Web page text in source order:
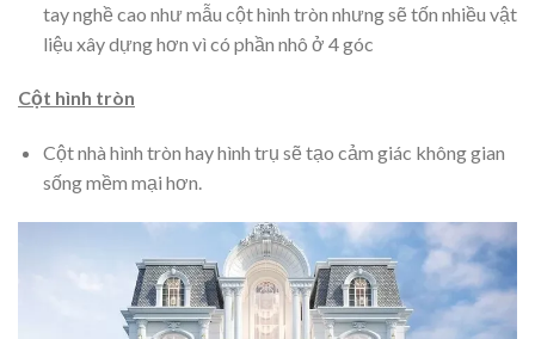
tay nghề cao như mẫu cột hình tròn nhưng sẽ tốn nhiều vật
liệu xây dựng hơn vì có phần nhô ở 4 góc
Cột hình tròn
Cột nhà hình tròn hay hình trụ sẽ tạo cảm giác không gian
sống mềm mại hơn.